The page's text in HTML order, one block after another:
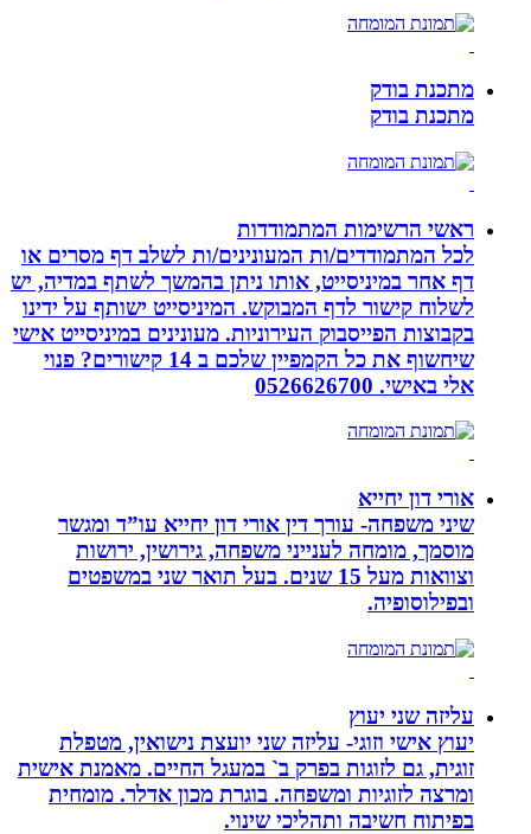
מתכנת בודק
מתכנת בודק
ראשי הרשימות המתמודדות
לכל המתמודדים/ות המעונינים/ות לשלב דף מסרים או
דף אחר במיניסייט, אותו ניתן בהמשך לשתף במדיה, יש
לשלוח קישור לדף המבוקש. המיניסייט ישותף על ידינו
בקבוצות הפייסבוק העירוניות. מעונינים במיניסייט אישי
שיחשוף את כל הקמפיין שלכם ב 14 קישורים? פנוי
אלי באישי. 0526626700
אורי דון יחייא
שיני משפחה- עורך דין אורי דון יחייא עו”ד ומגשר
מוסמך, מומחה לענייני משפחה, גירושין, ירושות
וצוואות מעל 15 שנים. בעל תואר שני במשפטים
ובפילוסופיה.
עליזה שני יעוץ
יעוץ אישי וזוגי- עליזה שני יועצת נישואין, מטפלת
זוגית, גם לזוגות בפרק ב` במעגל החיים. מאמנת אישית
ומרצה לזוגיות ומשפחה. בוגרת מכון אדלר. מומחית
בפיתוח חשיבה ותהליכי שינוי.